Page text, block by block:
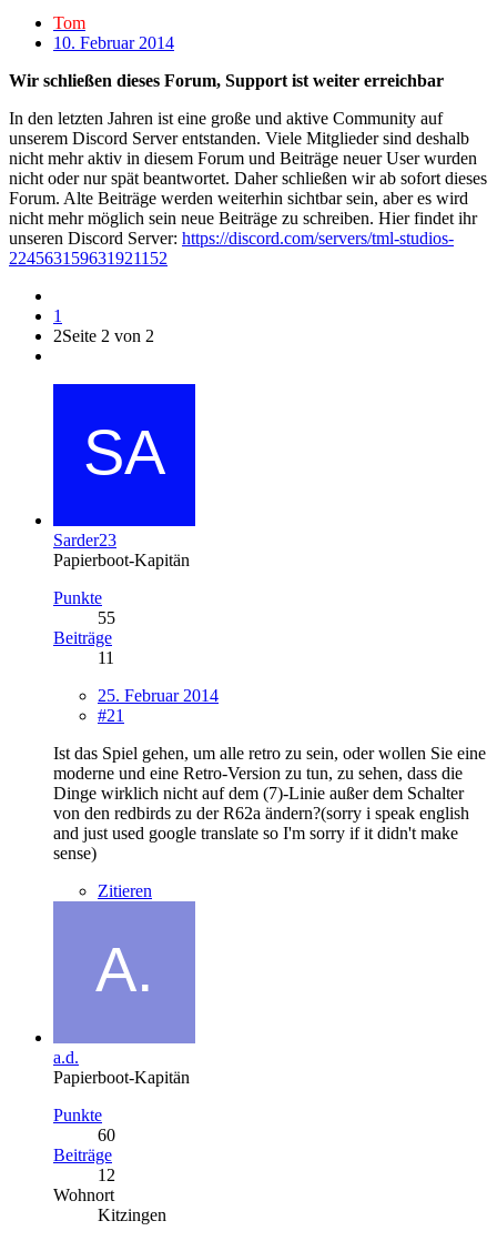
Tom
10. Februar 2014
Wir schließen dieses Forum, Support ist weiter erreichbar
In den letzten Jahren ist eine große und aktive Community auf
unserem Discord Server entstanden. Viele Mitglieder sind deshalb
nicht mehr aktiv in diesem Forum und Beiträge neuer User wurden
nicht oder nur spät beantwortet. Daher schließen wir ab sofort dieses
Forum. Alte Beiträge werden weiterhin sichtbar sein, aber es wird
nicht mehr möglich sein neue Beiträge zu schreiben. Hier findet ihr
unseren Discord Server: https://discord.com/servers/tml-studios-
224563159631921152
1
2Seite 2 von 2
Sarder23
Papierboot-Kapitän
Punkte
55
Beiträge
11
25. Februar 2014
#21
Ist das Spiel gehen, um alle retro zu sein, oder wollen Sie eine
moderne und eine Retro-Version zu tun, zu sehen, dass die
Dinge wirklich nicht auf dem (7)-Linie außer dem Schalter
von den redbirds zu der R62a ändern?(sorry i speak english
and just used google translate so I'm sorry if it didn't make
sense)
Zitieren
a.d.
Papierboot-Kapitän
Punkte
60
Beiträge
12
Wohnort
Kitzingen